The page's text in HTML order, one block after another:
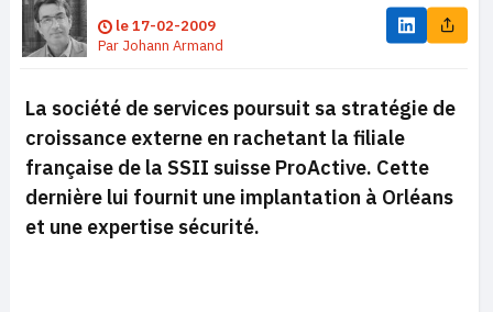
le17-02-2009
Par Johann Armand
La société de services poursuit sa stratégie de
croissance externe en rachetant la filiale
française de la SSII suisse ProActive. Cette
dernière lui fournit une implantation à Orléans
et une expertise sécurité.